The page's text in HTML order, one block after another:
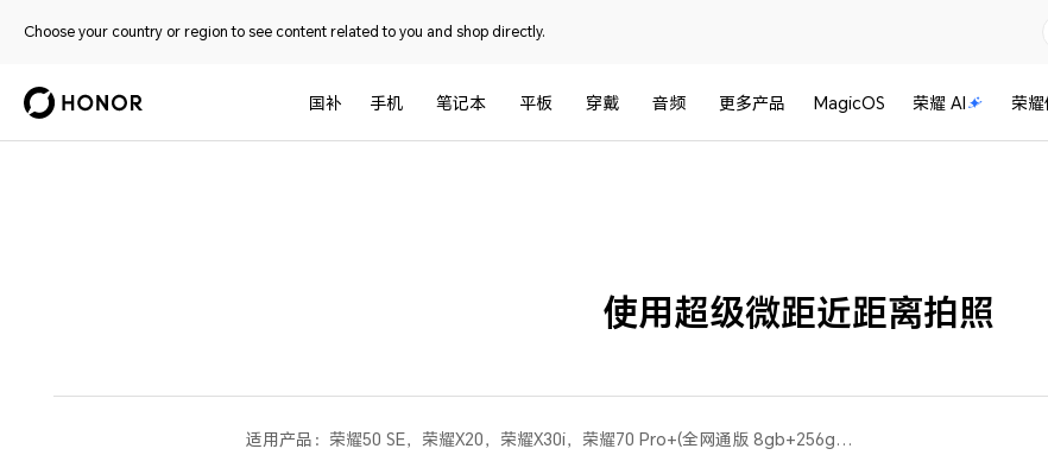
Choose your country or region to see content related to you and shop directly.
国补 手机 笔记本 平板 穿戴 音频 更多产品 MagicOS 荣耀 AI 荣
使用超级微距近距离拍照
适用产品： 荣耀50 SE，荣耀X20，荣耀X30i，荣耀70 Pro+(全网通版 8gb+256gb、全网通版 12gb+256gb)，荣耀70 Pro(All)，荣耀70(All)，荣耀60 SE(全网通版 8gb+256gb、全网通版 12gb+256gb、全网通版 8gb+128gb、移动全网通版 8gb+256gb)